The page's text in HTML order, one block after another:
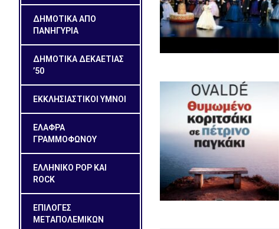
ΔΗΜΟΤΙΚΑ ΑΠΟ
ΠΑΝΗΓΥΡΙΑ
ΔΗΜΟΤΙΚΆ ΔΕΚΑΕΤΊΑΣ
’50
ΕΚΚΛΗΣΙΑΣΤΙΚΟΙ ΥΜΝΟΙ
ΕΛΑΦΡΑ
ΓΡΑΜΜΟΦΩΝΟΥ
ΕΛΛΗΝΙΚΟ POP ΚΑΙ
ROCK
ΕΠΙΛΟΓΕΣ
ΜΕΤΑΠΟΛΕΜΙΚΩΝ